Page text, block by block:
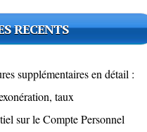
RECENTS
supplémentaires en détail :
taux
sur le Compte Personnel